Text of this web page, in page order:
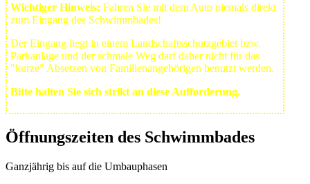
Wichtiger Hinweis: Fahren Sie mit dem Auto niemals direkt
zum Eingang des Schwimmbades!
Der Eingang liegt in einem Landschafts­schutzgebiet bzw.
Park­anlage und der schmale Weg darf daher nicht für das
"kurze" Absetzen von Familienangehörigen benutzt werden.
Bitte halten Sie sich strikt an diese Aufforderung.
Öffnungszeiten des Schwimmbades
Ganzjährig bis auf die Umbauphasen